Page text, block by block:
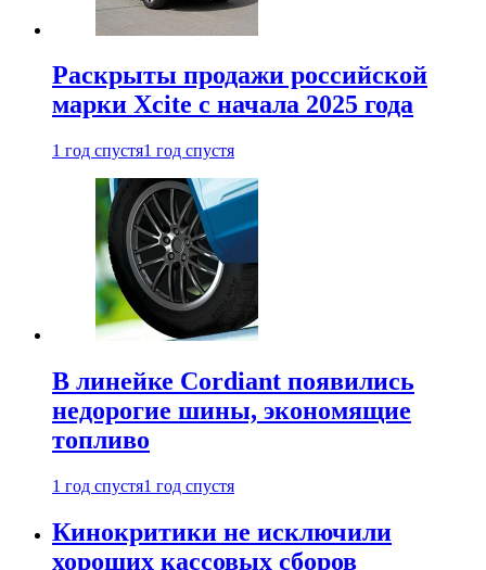
Раскрыты продажи российской
марки Xcite с начала 2025 года
1 год спустя1 год спустя
В линейке Cordiant появились
недорогие шины, экономящие
топливо
1 год спустя1 год спустя
Кинокритики не исключили
хороших кассовых сборов